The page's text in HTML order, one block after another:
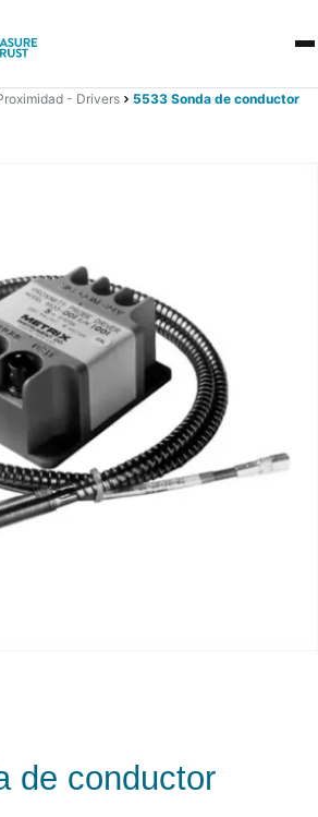
- Drivers 5533 Sonda de conductor
de conductor